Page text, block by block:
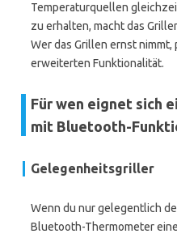
Temperaturquellen
zu erhalten, macht das
Wer das Grillen ernst
erweiterten Funktionalität.
Für wen eignet sich
mit Bluetooth-
Gelegenheitsgriller
Wenn du nur gelegentlich
Bluetooth-Thermometer